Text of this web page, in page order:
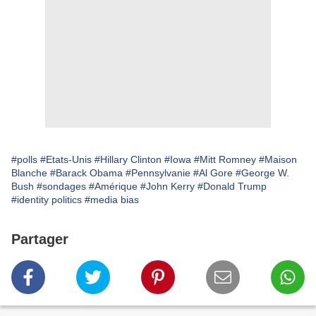
#polls #Etats-Unis #Hillary Clinton #Iowa #Mitt Romney #Maison
Blanche #Barack Obama #Pennsylvanie #Al Gore #George W.
Bush #sondages #Amérique #John Kerry #Donald Trump
#identity politics #media bias
Partager